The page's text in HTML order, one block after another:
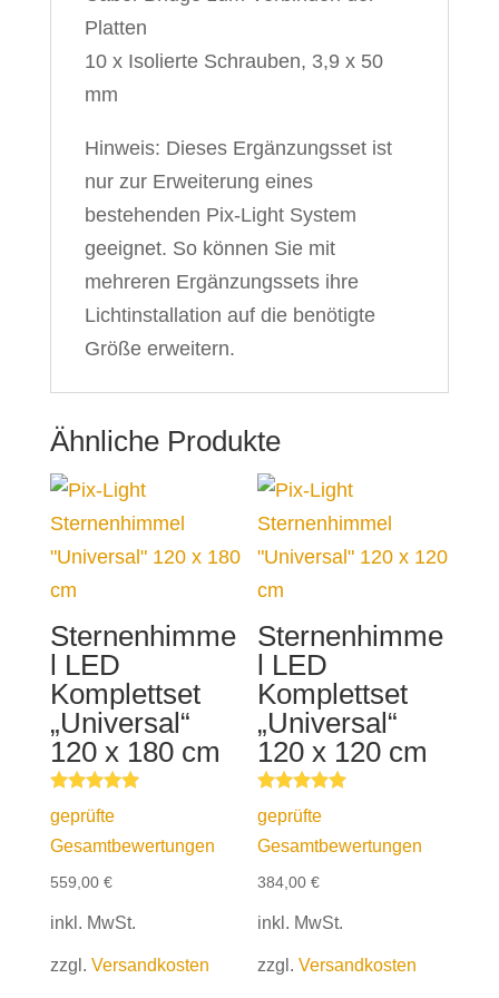
Platten
10 x Isolierte Schrauben, 3,9 x 50
mm
Hinweis: Dieses Ergänzungsset ist
nur zur Erweiterung eines
bestehenden Pix-Light System
geeignet. So können Sie mit
mehreren Ergänzungssets ihre
Lichtinstallation auf die benötigte
Größe erweitern.
Ähnliche Produkte
Sternenhimme
l LED
Komplettset
„Universal“
120 x 180 cm
Bewertet mit
5.00
von 5
geprüfte
Gesamtbewertungen
559,00 €
inkl. MwSt.
zzgl. Versandkosten
Sternenhimme
l LED
Komplettset
„Universal“
120 x 120 cm
Bewertet
mit
4.80
von 5
geprüfte
Gesamtbewertungen
384,00€
inkl. MwSt.
zzgl.Versandkosten